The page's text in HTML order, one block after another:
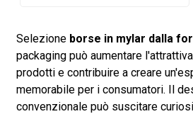
Selezione borse in mylar dalla
packaging può aumentare
prodotti e contribuire a creare
memorabile per i consumatori. Il
convenzionale può suscitare